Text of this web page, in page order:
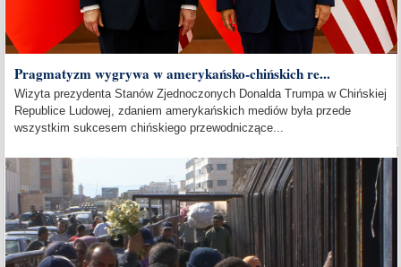
Pragmatyzm wygrywa w amerykańsko-chińskich re...
Wizyta prezydenta Stanów Zjednoczonych Donalda Trumpa w Chińskiej
Republice Ludowej, zdaniem amerykańskich mediów była przede
wszystkim sukcesem chińskiego przewodniczące...